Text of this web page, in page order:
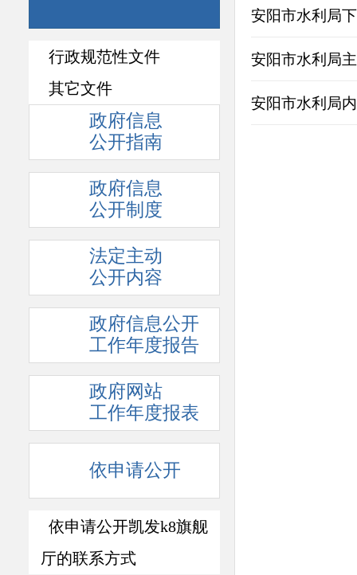
行政规范性文件
其它文件
政府信息
公开指南
政府信息
公开制度
法定主动
公开内容
政府信息公开
工作年度报告
政府网站
工作年度报表
依申请公开
依申请公开凯发k8旗舰
厅的联系方式
安阳市水利局
安阳市水利局
安阳市水利局